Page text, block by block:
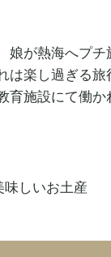
が熱海へプチ
は楽し過ぎる旅
施設にて働か